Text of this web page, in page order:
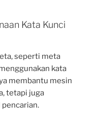
Kata Kunci
seperti meta
kata
membantu mesin
tetapi juga